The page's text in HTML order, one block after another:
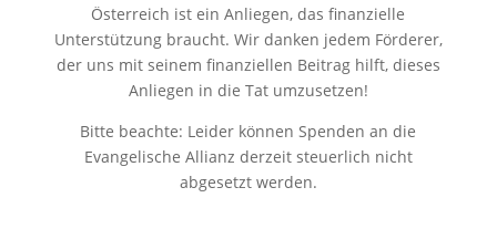
Österreich ist ein Anliegen, das finanzielle
Unterstützung braucht. Wir danken jedem Förderer,
der uns mit seinem finanziellen Beitrag hilft, dieses
Anliegen in die Tat umzusetzen!
Bitte beachte: Leider können Spenden an die
Evangelische Allianz derzeit steuerlich nicht
abgesetzt werden.